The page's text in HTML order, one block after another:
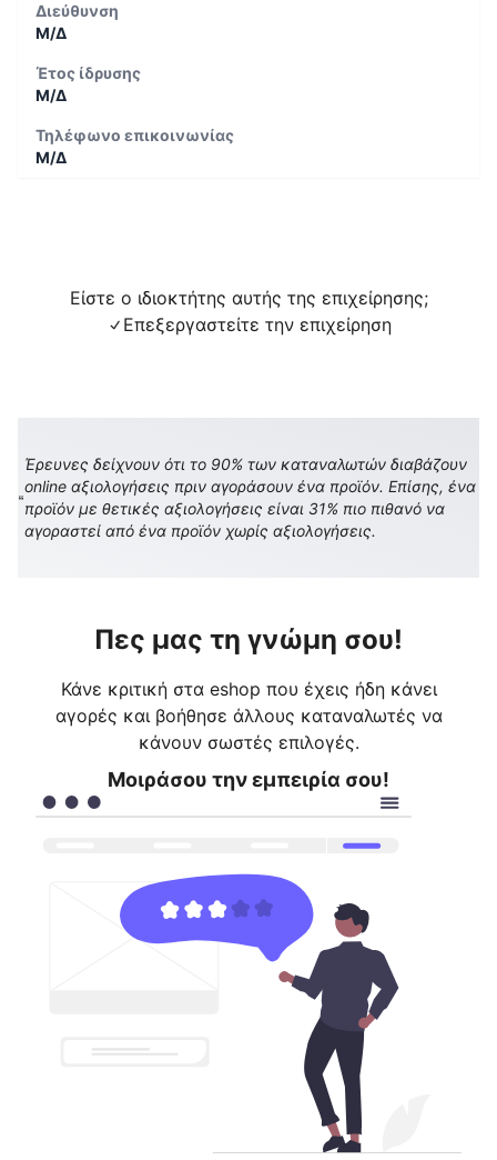
Διεύθυνση
Μ/Δ
Έτος ίδρυσης
Μ/Δ
Τηλέφωνο επικοινωνίας
Μ/Δ
Είστε ο ιδιοκτήτης αυτής της επιχείρησης;
Επεξεργαστείτε την επιχείρηση
Έρευνες δείχνουν ότι το 90% των καταναλωτών διαβάζουν
online αξιολογήσεις πριν αγοράσουν ένα προϊόν. Επίσης, ένα
προϊόν με θετικές αξιολογήσεις είναι 31% πιο πιθανό να
αγοραστεί από ένα προϊόν χωρίς αξιολογήσεις.
Πες μας τη γνώμη σου!
Κάνε κριτική στα eshop που έχεις ήδη κάνει
αγορές και βοήθησε άλλους καταναλωτές να
κάνουν σωστές επιλογές.
Μοιράσου την εμπειρία σου!